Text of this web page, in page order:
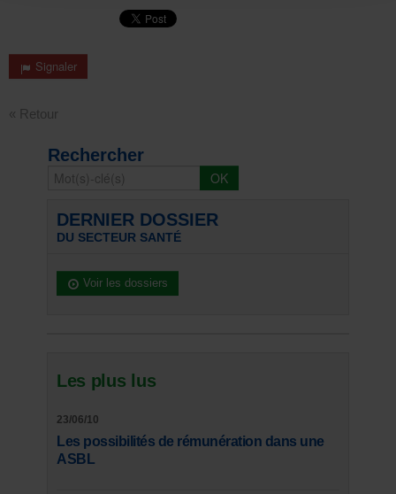
Signaler
« Retour
Rechercher
DERNIER DOSSIER
DU SECTEUR SANTÉ
Voir les dossiers
Les plus lus
23/06/10
Les possibilités de rémunération dans une
ASBL